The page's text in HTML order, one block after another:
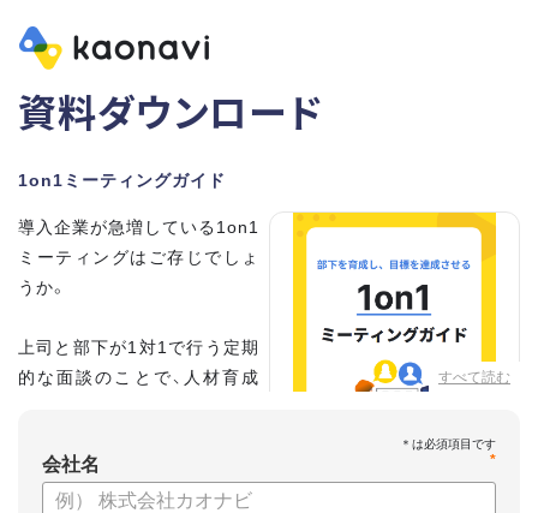
資料ダウンロード
1on1ミーティングガイド
すべて読む
導入企業が急増している1on1
ミーティングはご存じでしょ
うか。
上司と部下が1対1で行う定期
的な面談のことで、人材育成
こちらの資料では、
*
会社名